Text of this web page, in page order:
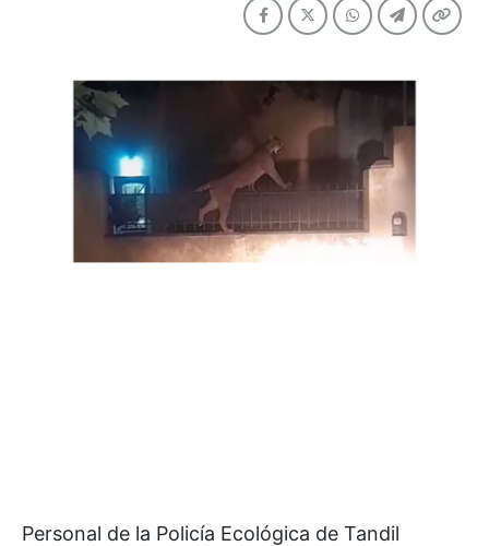
Personal de la Policía Ecológica de Tandil